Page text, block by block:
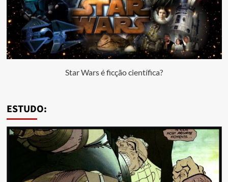
Star Wars é ficção científica?
ESTUDO: